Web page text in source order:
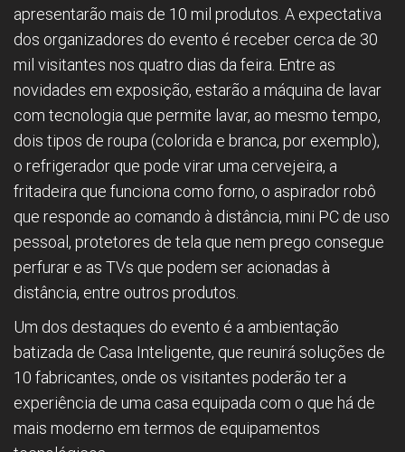
apresentarão mais de 10 mil produtos. A expectativa
dos organizadores do evento é receber cerca de 30
mil visitantes nos quatro dias da feira. Entre as
novidades em exposição, estarão a máquina de lavar
com tecnologia que permite lavar, ao mesmo tempo,
dois tipos de roupa (colorida e branca, por exemplo),
o refrigerador que pode virar uma cervejeira, a
fritadeira que funciona como forno, o aspirador robô
que responde ao comando à distância, mini PC de uso
pessoal, protetores de tela que nem prego consegue
perfurar e as TVs que podem ser acionadas à
distância, entre outros produtos.
Um dos destaques do evento é a ambientação
batizada de Casa Inteligente, que reunirá soluções de
10 fabricantes, onde os visitantes poderão ter a
experiência de uma casa equipada com o que há de
mais moderno em termos de equipamentos